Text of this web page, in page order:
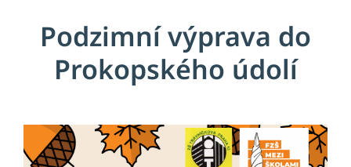
Podzimní výprava do
Prokopského údolí